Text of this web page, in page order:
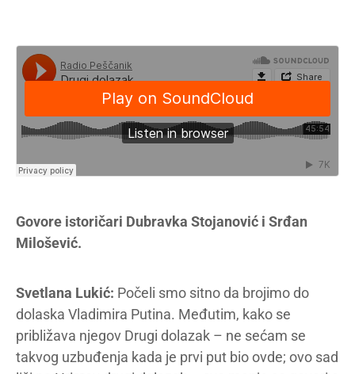
Govore istoričari Dubravka Stojanović i Srđan
Milošević.
Svetlana Lukić: Počeli smo sitno da brojimo do
dolaska Vladimira Putina. Međutim, kako se
približava njegov Drugi dolazak – ne sećam se
takvog uzbuđenja kada je prvi put bio ovde; ovo sad